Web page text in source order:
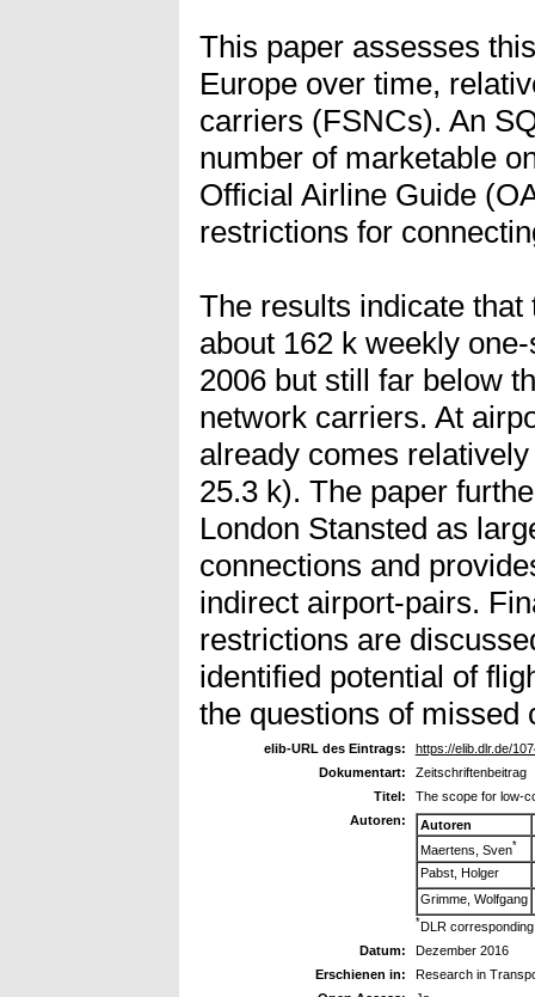
This paper assesses
Europe over time,
carriers (FSNCs). An
number of marketable
Official Airline Guide
restrictions for
The results indicate
about 162 k weekly
2006 but still far below
network carriers. At
already comes
25.3 k). The paper
London Stansted as
connections and
indirect airport-pairs.
restrictions are
identified potential of
the questions of missed
elib-URL des Eintrags:
https://elib.dlr.de/
Dokumentart:
Zeitschriftenbeitrag
Titel:
The scope for low-
Autoren:
Autoren
Maertens, Sven*
Pabst, Holger
Grimme, Wolfgang
*DLR
Datum:
Dezember 2016
Erschienen in:
Research in